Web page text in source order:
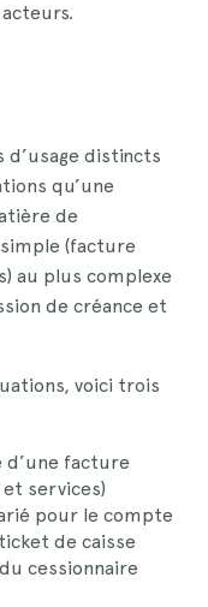
d’usage distincts
qu’une
de
(facture
au plus complexe
de créance et
voici trois
d’une facture
services)
pour le compte
de caisse
cessionnaire